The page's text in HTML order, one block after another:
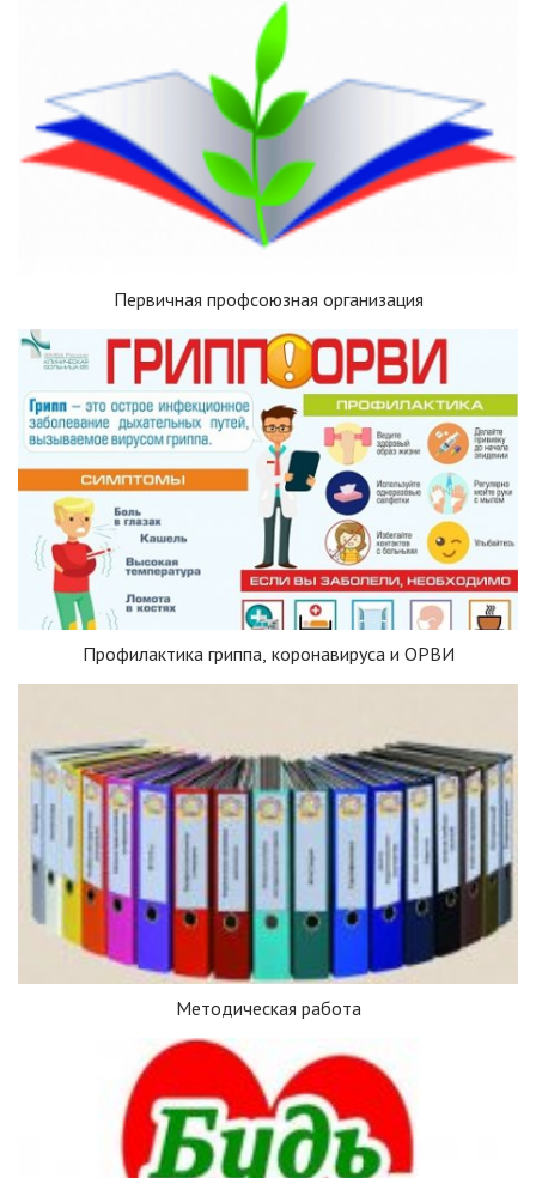
Первичная профсоюзная организация
Профилактика гриппа, коронавируса и ОРВИ
Методическая работа